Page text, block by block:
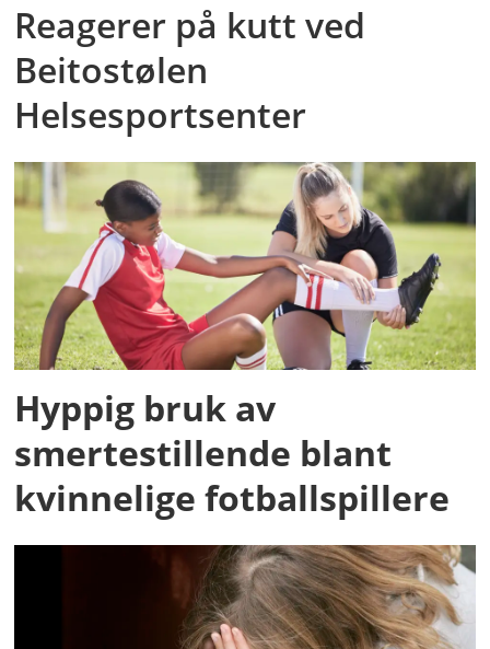
Reagerer på kutt ved
Beitostølen
Helsesportsenter
Hyppig bruk av
smertestillende blant
kvinnelige fotballspillere